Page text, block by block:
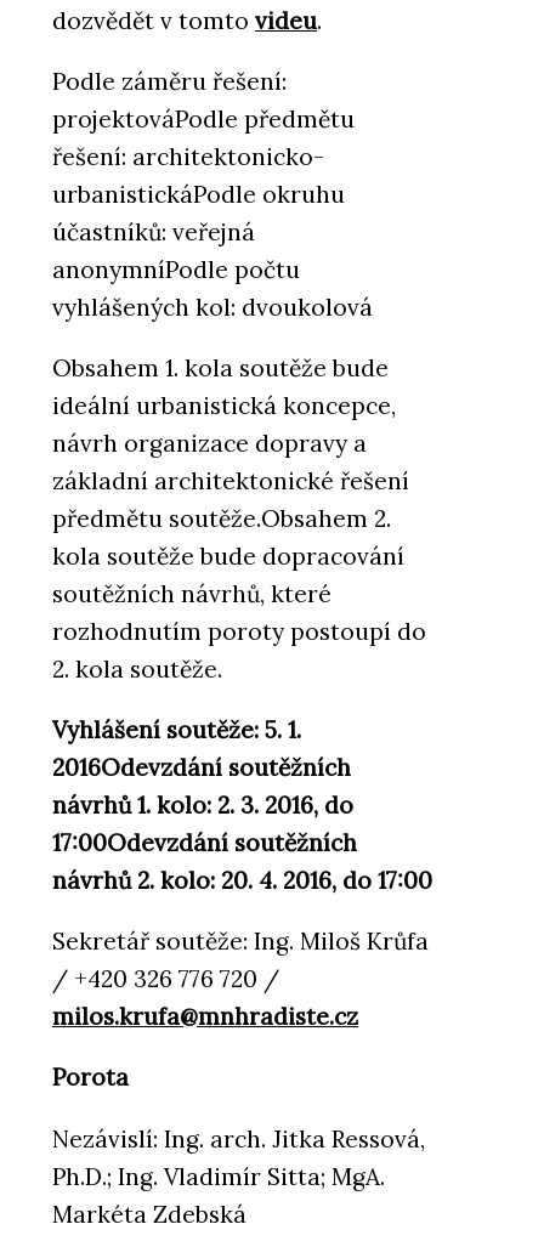
dozvědět v tomto videu.
Podle záměru řešení:
projektováPodle předmětu
řešení: architektonicko-
urbanistickáPodle okruhu
účastníků: veřejná
anonymníPodle počtu
vyhlášených kol: dvoukolová
Obsahem 1. kola soutěže bude
ideální urbanistická koncepce,
návrh organizace dopravy a
základní architektonické řešení
předmětu soutěže.Obsahem 2.
kola soutěže bude dopracování
soutěžních návrhů, které
rozhodnutím poroty postoupí do
2. kola soutěže.
Vyhlášení soutěže: 5. 1.
2016Odevzdání soutěžních
návrhů 1. kolo: 2. 3. 2016, do
17:00Odevzdání soutěžních
návrhů 2. kolo: 20. 4. 2016, do 17:00
Sekretář soutěže: Ing. Miloš Krůfa
/ +420 326 776 720 /
milos.krufa@mnhradiste.cz
Porota
Nezávislí: Ing. arch. Jitka Ressová,
Ph.D.; Ing. Vladimír Sitta; MgA.
Markéta Zdebská